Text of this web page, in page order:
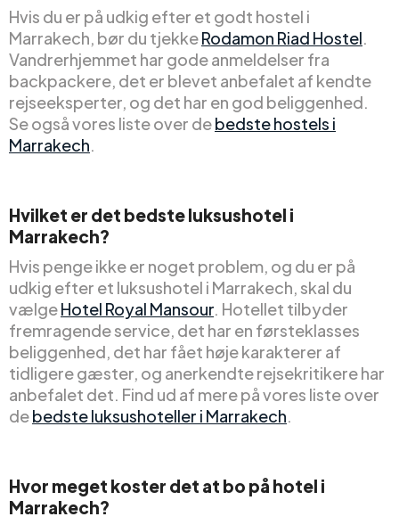
Hvis du er på udkig efter et godt hostel i
Marrakech, bør du tjekkeRodamon Riad Hostel.
Vandrerhjemmet har gode anmeldelser fra
backpackere, det er blevet anbefalet af kendte
rejseeksperter, og det har en god beliggenhed.
Se også vores liste over debedste hostels i
Marrakech.
Hvilket er det bedste luksushotel i
Marrakech?
Hvis penge ikke er noget problem, og du er på
udkig efter et luksushotel i Marrakech, skal du
vælgeHotel Royal Mansour. Hotellet tilbyder
fremragende service, det har en førsteklasses
beliggenhed, det har fået høje karakterer af
tidligere gæster, og anerkendte rejsekritikere har
anbefalet det. Find ud af mere på vores liste over
debedste luksushoteller i Marrakech.
Hvor meget koster det at bo på hotel i
Marrakech?